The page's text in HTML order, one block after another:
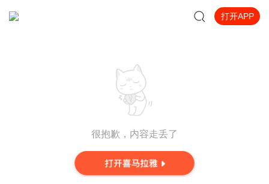
打开APP
很抱歉，内容走丢了